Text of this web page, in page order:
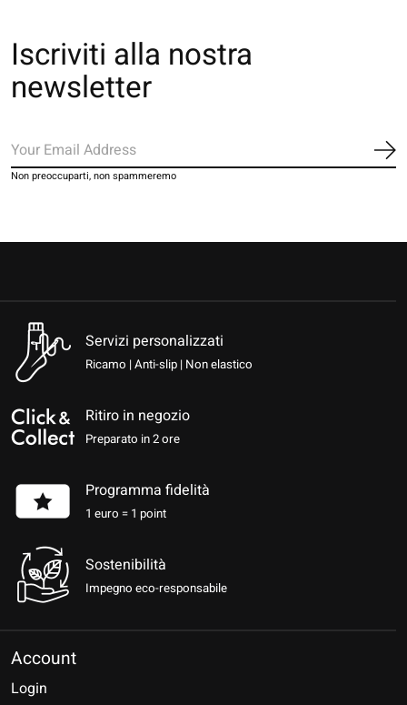
Iscriviti alla nostra
newsletter
Non preoccuparti, non spammeremo
Servizi personalizzati
Ricamo | Anti-slip | Non elastico
Ritiro in negozio
Preparato in 2 ore
Programma fidelità
1 euro = 1 point
Sostenibilità
Impegno eco-responsabile
Account
Login